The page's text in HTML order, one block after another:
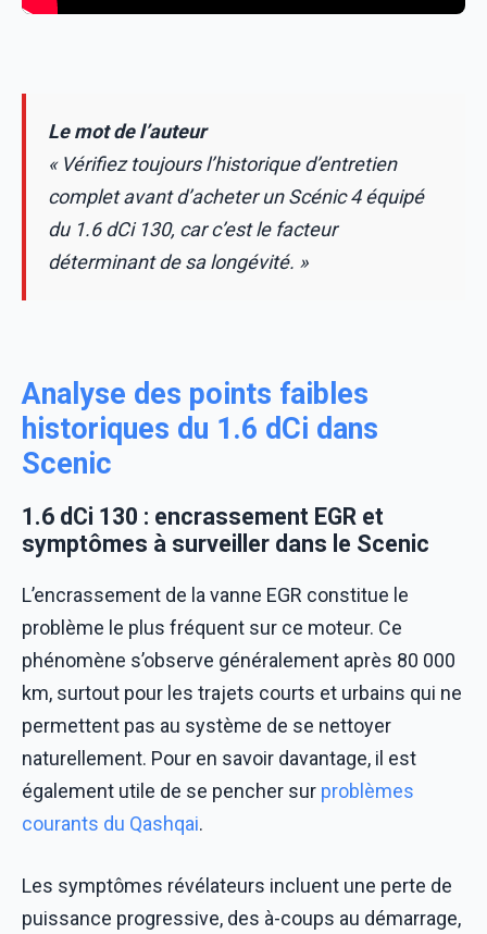
Le mot de l’auteur
« Vérifiez toujours l’historique d’entretien
complet avant d’acheter un Scénic 4 équipé
du 1.6 dCi 130, car c’est le facteur
déterminant de sa longévité. »
Analyse des points faibles
historiques du 1.6 dCi dans
Scenic
1.6 dCi 130 : encrassement EGR et
symptômes à surveiller dans le Scenic
L’encrassement de la vanne EGR constitue le
problème le plus fréquent sur ce moteur. Ce
phénomène s’observe généralement après 80 000
km, surtout pour les trajets courts et urbains qui ne
permettent pas au système de se nettoyer
naturellement. Pour en savoir davantage, il est
également utile de se pencher sur problèmes
courants du Qashqai.
Les symptômes révélateurs incluent une perte de
puissance progressive, des à-coups au démarrage,